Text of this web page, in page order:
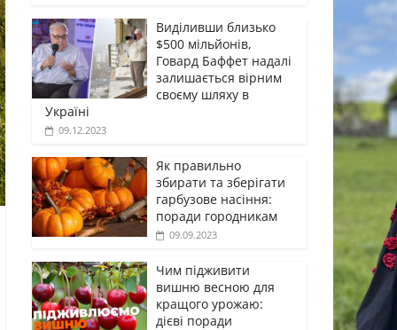
Виділивши близько
$500 мільйонів,
Говард Баффет надалі
залишається вірним
своєму шляху в
Україні
09.12.2023
Як правильно
збирати та зберігати
гарбузове насіння:
поради городникам
09.09.2023
Чим підживити
вишню весною для
кращого урожаю:
дієві поради